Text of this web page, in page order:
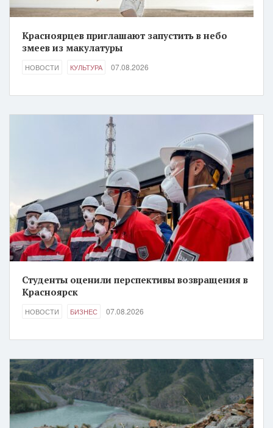
Красноярцев приглашают запустить в небо
змеев из макулатуры
НОВОСТИ КУЛЬТУРА 07.08.2026
Студенты оценили перспективы возвращения в
Красноярск
НОВОСТИ БИЗНЕС 07.08.2026